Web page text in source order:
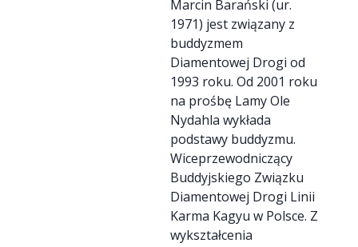
Marcin Barański (ur.
1971) jest związany z
buddyzmem
Diamentowej Drogi od
1993 roku. Od 2001 roku
na prośbę Lamy Ole
Nydahla wykłada
podstawy buddyzmu.
Wiceprzewodniczący
Buddyjskiego Związku
Diamentowej Drogi Linii
Karma Kagyu w Polsce. Z
wykształcenia